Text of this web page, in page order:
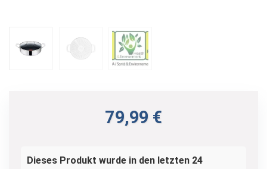
79,99 €
Dieses Produkt wurde in den letzten 24